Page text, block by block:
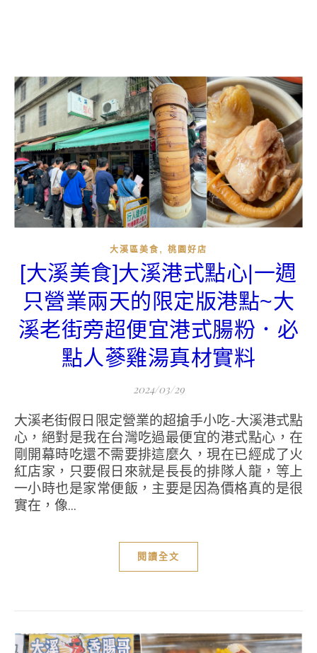
大溪區美食 , 桃園好店
[大溪美食]大溪港式點心|一週
只營業兩天的限定版港點~大
溪老街旁超便宜港式腸粉．必
點人蔘雞湯真材實料
2024/03/29
大溪老街假日限定營業的超搶手小吃-大溪港式點
心，絕對是我在台灣吃過最便宜的港式點心，在
剛開幕時吃還不需要排這麼久，現在已經成了火
紅店家，只要假日來就是長長的排隊人龍，等上
一小時也是家常便飯，主要是因為價格真的是很
實在，像...
閱讀全文